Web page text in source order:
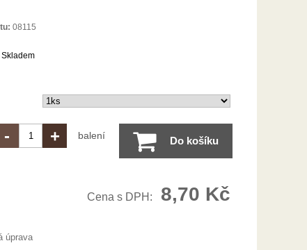
08115
Skladem
- + balení Do košíku
Cena s DPH: 8,70 Kč
úprava